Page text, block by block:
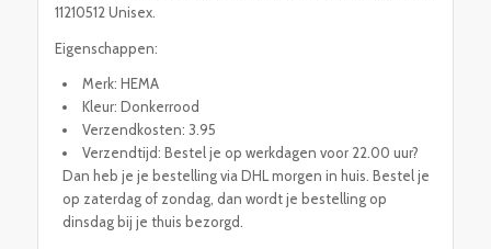
11210512 Unisex.
Eigenschappen:
Merk: HEMA
Kleur: Donkerrood
Verzendkosten: 3.95
Verzendtijd: Bestel je op werkdagen voor 22.00 uur?
Dan heb je je bestelling via DHL morgen in huis. Bestel je
op zaterdag of zondag, dan wordt je bestelling op
dinsdag bij je thuis bezorgd.